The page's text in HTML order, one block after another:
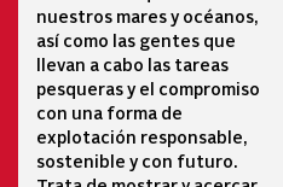
nuestros mares y océanos,
así como las gentes que
llevan a cabo las tareas
pesqueras y el compromiso
con una forma de
explotación responsable,
sostenible y con futuro.